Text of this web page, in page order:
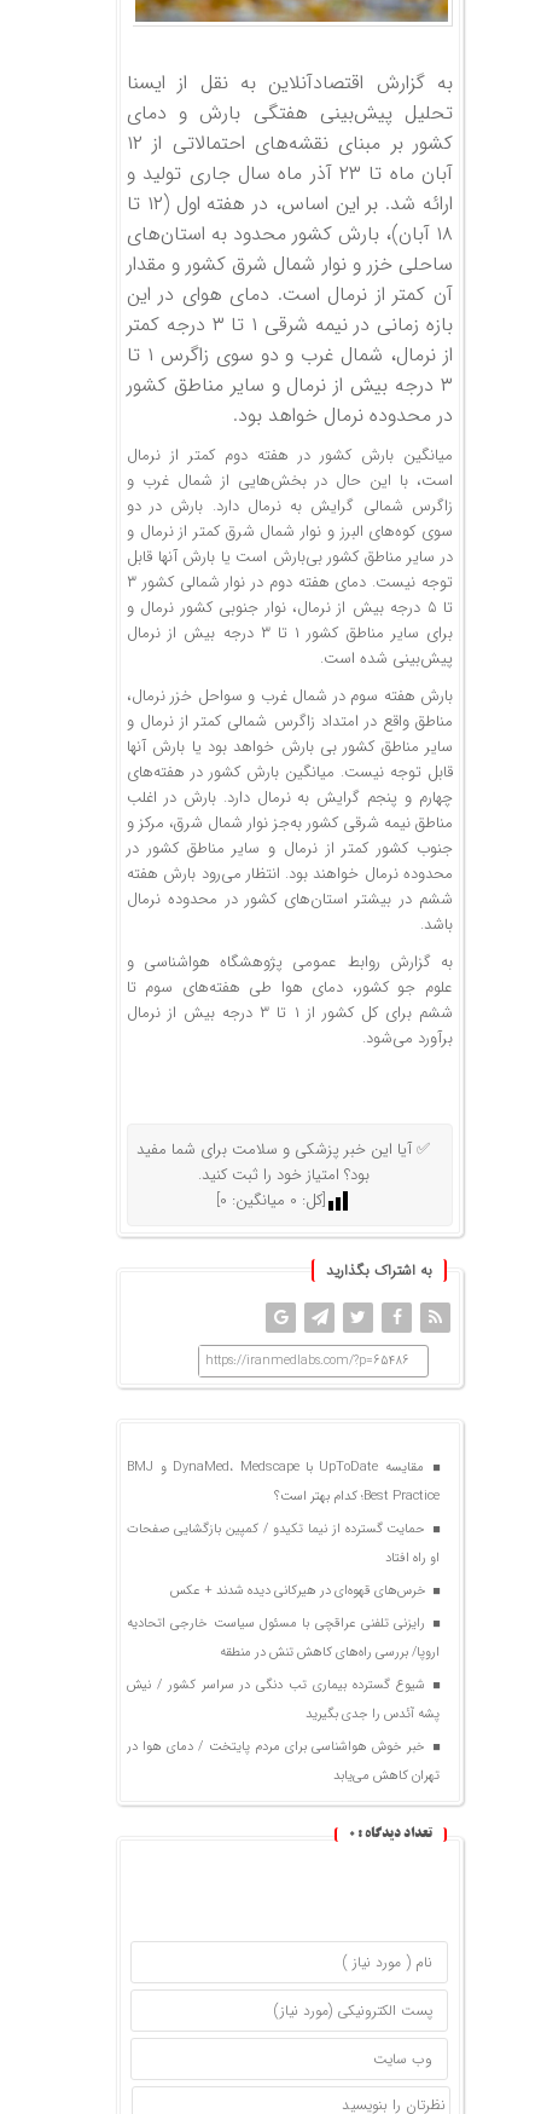
به گزارش اقتصادآنلاین به نقل از ایسنا
تحلیل پیش‌بینی هفتگی بارش و دمای
کشور بر مبنای نقشه‌های احتمالاتی از ۱۲
آبان ماه تا ۲۳ آذر ماه سال جاری تولید و
ارائه شد. بر این اساس، در هفته اول (۱۲ تا
۱۸ آبان)، بارش کشور محدود به استان‌های
ساحلی خزر و نوار شمال شرق کشور و مقدار
آن کمتر از نرمال است. دمای هوای در این
بازه زمانی در نیمه شرقی ۱ تا ۳ درجه کمتر
از نرمال، شمال غرب و دو سوی زاگرس ۱ تا
۳ درجه بیش از نرمال و سایر مناطق کشور
در محدوده نرمال خواهد بود.
میانگین بارش کشور در هفته دوم کمتر از نرمال
است، با این حال در بخش‌هایی از شمال غرب و
زاگرس شمالی گرایش به نرمال دارد. بارش در دو
سوی کوه‌های البرز و نوار شمال شرق کمتر از نرمال و
در سایر مناطق کشور بی‌بارش است یا بارش آنها قابل
توجه نیست. دمای هفته دوم در نوار شمالی کشور ۳
تا ۵ درجه بیش از نرمال، نوار جنوبی کشور نرمال و
برای سایر مناطق کشور ۱ تا ۳ درجه بیش از نرمال
پیش‌بینی شده است.
بارش هفته سوم در شمال غرب و سواحل خزر نرمال،
مناطق واقع در امتداد زاگرس شمالی کمتر از نرمال و
سایر مناطق کشور بی بارش خواهد بود یا بارش آنها
قابل توجه نیست. میانگین بارش کشور در هفته‌های
چهارم و پنجم گرایش به نرمال دارد. بارش در اغلب
مناطق نیمه شرقی کشور به‌جز نوار شمال شرق، مرکز و
جنوب کشور کمتر از نرمال و سایر مناطق کشور در
محدوده نرمال خواهند بود. انتظار می‌رود بارش هفته
ششم در بیشتر استان‌های کشور در محدوده نرمال
باشد.
به گزارش روابط عمومی پژوهشگاه هواشناسی و
علوم جو کشور، دمای هوا طی هفته‌های سوم تا
ششم برای کل کشور از ۱ تا ۳ درجه بیش از نرمال
برآورد می‌شود.
✅ آیا این خبر پزشکی و سلامت برای شما مفید
بود؟ امتیاز خود را ثبت کنید.
[کل: 0 میانگین: 0
]
به اشتراک بگذارید
https://iranmedlabs.com/?p=65486
مقایسه UpToDate با DynaMed، Medscape و BMJ
Best Practice؛ کدام بهتر است؟
حمایت گسترده از نیما تکیدو / کمپین بازگشایی صفحات
او راه افتاد
خرس‌های قهوه‌ای در هیرکانی دیده شدند + عکس
رایزنی تلفنی عراقچی با مسئول سیاست خارجی اتحادیه
اروپا/ بررسی راه‌های کاهش تنش در منطقه
شیوع گسترده بیماری تب دنگی در سراسر کشور / نیش
پشه آئدس را جدی بگیرید
خبر خوش هواشناسی برای مردم پایتخت / دمای هوا در
تهران کاهش می‌یابد
تعداد دیدگاه : 0